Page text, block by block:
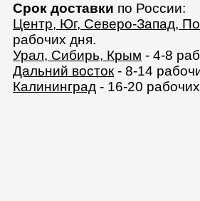
Срок доставки по России:
Центр, Юг, Северо-Запад,
рабочих дня.
Урал, Сибирь, Крым - 4-8
Дальний восток- 8-14
Калининград - 16-20